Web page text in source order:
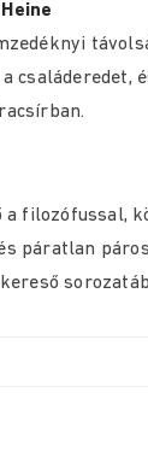
családeredet,
a filozófussal,
páratlan